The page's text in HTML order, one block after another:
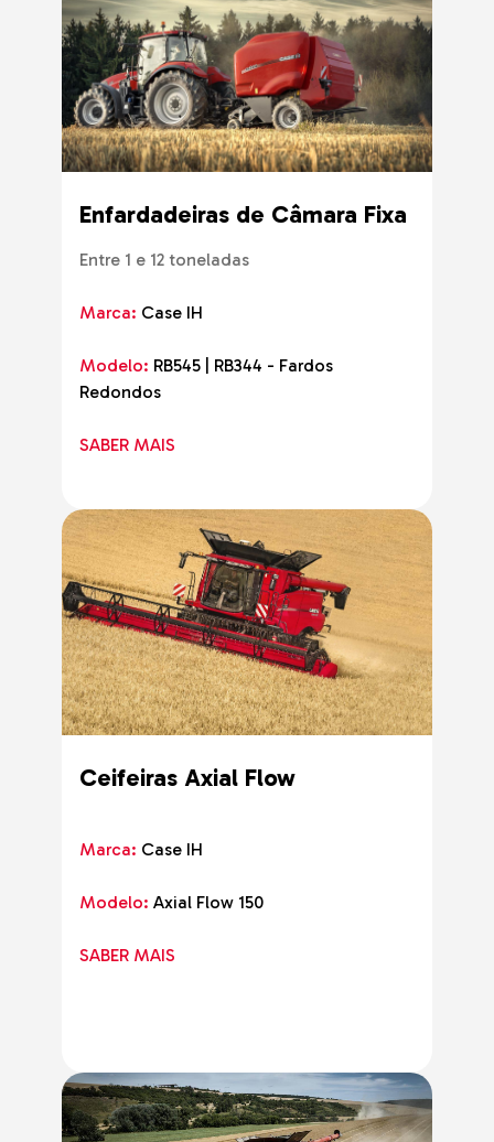
Enfardadeiras de Câmara Fixa
Entre 1 e 12 toneladas
Marca: Case IH
Modelo: RB545 | RB344 - Fardos
Redondos
SABER MAIS
Ceifeiras Axial Flow
Marca: Case IH
Modelo: Axial Flow 150
SABER MAIS